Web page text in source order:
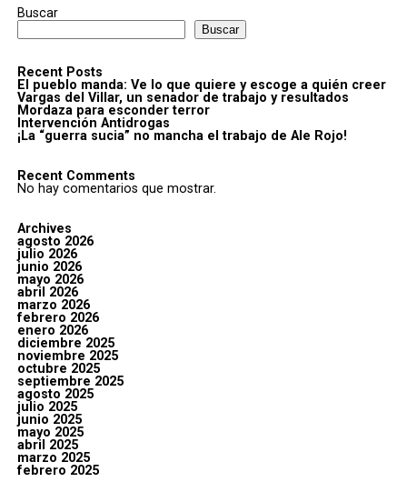
Buscar
Buscar
Recent Posts
El pueblo manda: Ve lo que quiere y escoge a quién creer
Vargas del Villar, un senador de trabajo y resultados
Mordaza para esconder terror
Intervención Antidrogas
¡La “guerra sucia” no mancha el trabajo de Ale Rojo!
Recent Comments
No hay comentarios que mostrar.
Archives
agosto 2026
julio 2026
junio 2026
mayo 2026
abril 2026
marzo 2026
febrero 2026
enero 2026
diciembre 2025
noviembre 2025
octubre 2025
septiembre 2025
agosto 2025
julio 2025
junio 2025
mayo 2025
abril 2025
marzo 2025
febrero 2025